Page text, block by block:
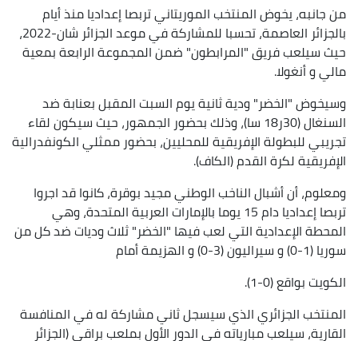
من جانبه، يخوض المنتخب الموريتاني تربصا إعداديا منذ أيام
بالجزائر العاصمة، تحسبا للمشاركة في موعد الجزائر شان-2022،
حيث سيلعب فريق "المرابطون" ضمن المجموعة الرابعة بمعية
مالي و أنغولا.
وسيخوض "الخضر" ودية ثانية يوم السبت المقبل بعنابة ضد
السنغال (30ر18 سا)، وذلك بحضور الجمهور، حيث سيكون لقاء
تجريبي للبطولة الإفريقية للمحليين، بحضور ممثلي الكونفدرالية
الإفريقية لكرة القدم (الكاف).
ومعلوم، أن أشبال الناخب الوطني مجيد بوقرة، كانوا قد اجروا
تربصا إعداديا دام 15 يوما بالإمارات العربية المتحدة، وهي
المحطة الإعدادية التي لعب فيها "الخضر" ثلاث وديات ضد كل من
سوريا (1-0) و سيراليون (3-0) و الهزيمة أمام
الكويت بواقع (0-1).
المنتخب الجزائري الذي سيسجل ثاني مشاركة له في المنافسة
القارية، سيلعب مبارياته في الدور الأول بملعب براقي (الجزائر